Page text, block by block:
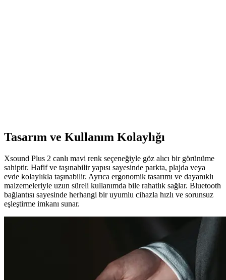
Tasarım ve Kullanım Kolaylığı
Xsound Plus 2 canlı mavi renk seçeneğiyle göz alıcı bir görünüme
sahiptir. Hafif ve taşınabilir yapısı sayesinde parkta, plajda veya
evde kolaylıkla taşınabilir. Ayrıca ergonomik tasarımı ve dayanıklı
malzemeleriyle uzun süreli kullanımda bile rahatlık sağlar. Bluetooth
bağlantısı sayesinde herhangi bir uyumlu cihazla hızlı ve sorunsuz
eşleştirme imkanı sunar.